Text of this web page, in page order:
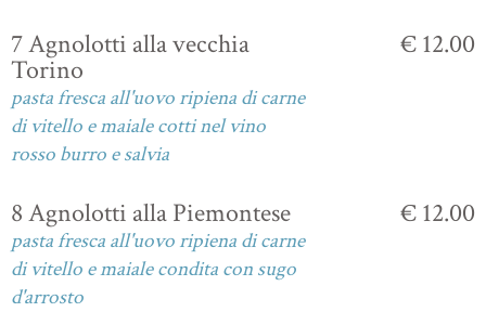
7 Agnolotti alla vecchia
Torino
pasta fresca all'uovo ripiena di carne
di vitello e maiale cotti nel vino
rosso burro e salvia
€ 12.00
8 Agnolotti alla Piemontese
pasta fresca all'uovo ripiena di carne
di vitello e maiale condita con sugo
d'arrosto
€ 12.00